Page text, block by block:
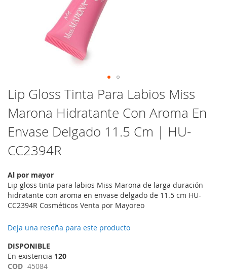
Saltar
al
comienzo
de
la
de
Lip Gloss Tinta Para Labios Miss
Marona Hidratante Con Aroma En
Envase Delgado 11.5 Cm | HU-
CC2394R
Al por mayor
Lip gloss tinta para labios Miss Marona de larga duración
hidratante con aroma en envase delgado de 11.5 cm HU-
CC2394R Cosméticos Venta por Mayoreo
Deja una reseña para este producto
DISPONIBLE
En existencia 120
COD 45084